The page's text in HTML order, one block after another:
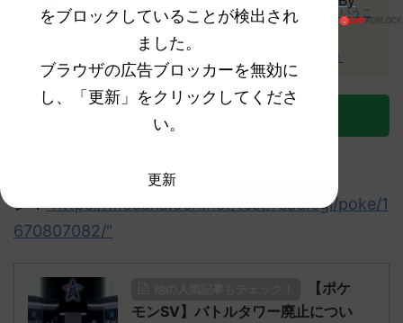
え！？ミライドンの人形が浮いてる！？これどういうこ
ガチでオススメのポケモンSVの攻略本はこれだ！
レ："https://medaka.5ch.net/test/read.cgi/poke/1
670807082/"
【ポケ
モンSV】バトルタワー廃止につい
をブロックしていることが検出され
ました。
ブラウザの広告ブロッカーを無効に
し、「更新」をクリックしてくださ
い。
更新